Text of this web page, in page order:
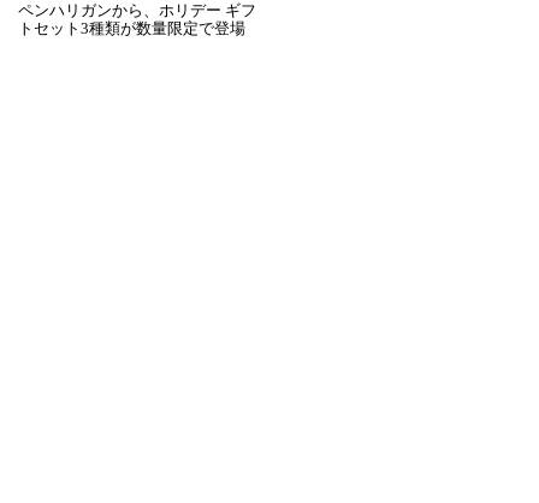
ペンハリガンから、ホリデー ギフ
トセット3種類が数量限定で登場